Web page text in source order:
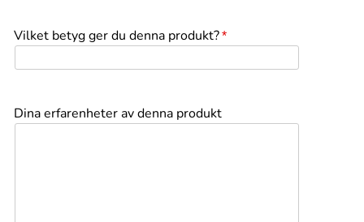
Vilket betyg ger du denna produkt?*
Dina erfarenheter av denna produkt